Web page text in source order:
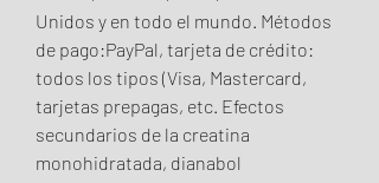
Unidos y en todo el mundo. Métodos
de pago:PayPal, tarjeta de crédito:
todos los tipos (Visa, Mastercard,
tarjetas prepagas, etc. Efectos
secundarios de la creatina
monohidratada, dianabol